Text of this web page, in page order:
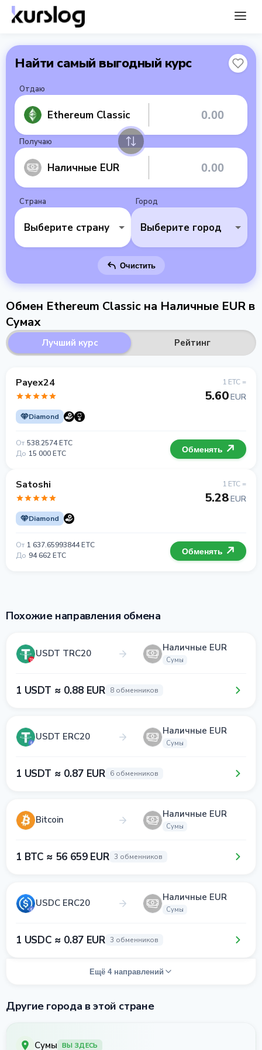
Найти самый выгодный курс
Отдаю
Ethereum Classic
Получаю
Наличные EUR
Страна
Выберите страну
Город
Выберите город
Очистить
Обмен Ethereum Classic на Наличные EUR в
Сумах
Лучший курс Рейтинг
Payex24
Diamond
1 ETC =
5.60EUR
От 538.2574 ETC
До 15 000 ETC Обменять
Satoshi
Diamond
1 ETC =
5.28EUR
От 1 637.65993844 ETC
До 94 662 ETC Обменять
Похожие направления обмена
USDT TRC20 Наличные EUR
Сумы
1 USDT ≈ 0.88 EUR 8 обменников
USDT ERC20 Наличные EUR
Сумы
1 USDT ≈ 0.87 EUR 6 обменников
Bitcoin Наличные EUR
Сумы
1 BTC ≈ 56 659 EUR 3 обменников
USDC ERC20 Наличные EUR
Сумы
1 USDC ≈ 0.87 EUR 3 обменников
Ещё 4 направлений
Другие города в этой стране
Сумы ВЫ ЗДЕСЬ